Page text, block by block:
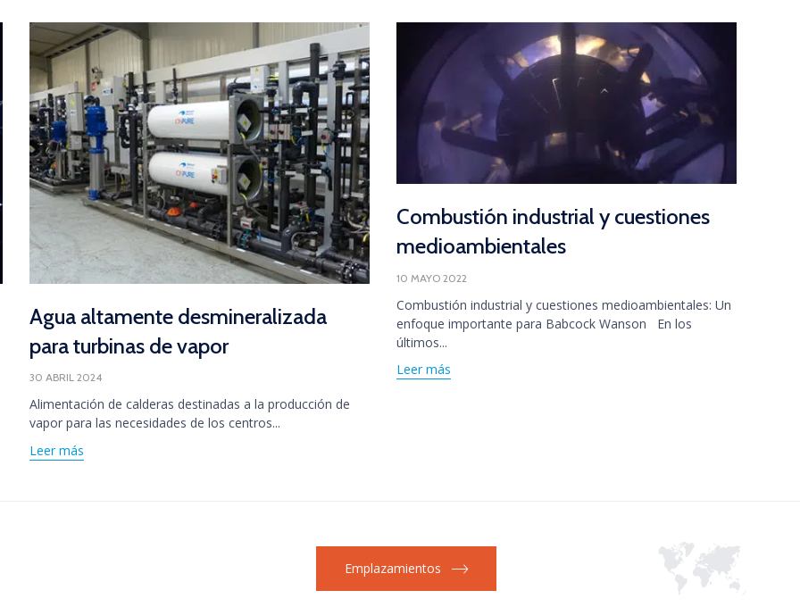
Agua altamente desmineralizada
para turbinas de vapor
30 ABRIL 2024
Alimentación de calderas destinadas a la producción de
vapor para las necesidades de los centros...
Leer más
Combustión industrial y cuestiones
medioambientales
10 MAYO 2022
Combustión industrial y cuestiones medioambientales: Un
enfoque importante para Babcock Wanson En los
últimos...
Leer más
Emplazamientos